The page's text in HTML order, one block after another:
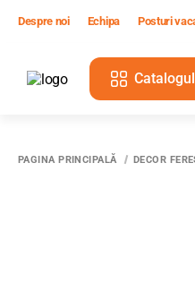
Despre noi Echipa Posturi
PAGINA PRINCIPALĂ DECOR